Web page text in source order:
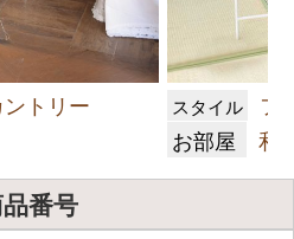
トリー
スタイル
フ
お部屋
和
番号